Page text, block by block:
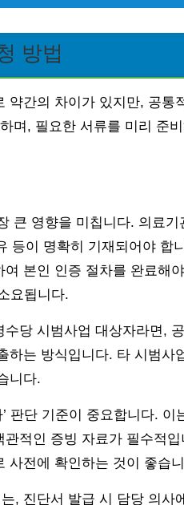
방법
약간의 차이가 있지만, 공통
며, 필요한 서류를 미리 준
큰 영향을 미칩니다. 의료
등이 명확히 기재되어야 합
본인 인증 절차를 완료해
요됩니다.
당 시범사업 대상자라면,
하는 방식입니다. 타 시범사
니다.
판단 기준이 중요합니다.
적인 증빙 자료가 필수적
사전에 확인하는 것이 좋습
, 진단서 발급 시 담당 의사